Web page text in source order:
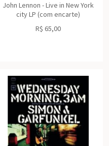
John Lennon - Live in New York
city LP (com encarte)
R$ 65,00